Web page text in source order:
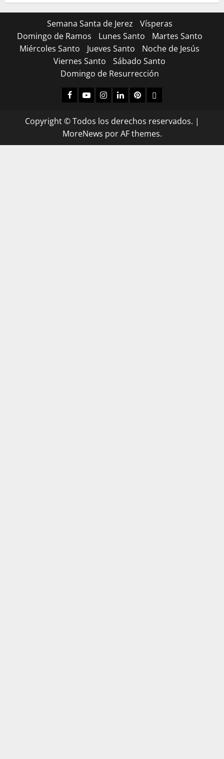
Semana Santa de Jerez
Vísperas
Domingo de Ramos
Lunes Santo
Martes Santo
Miércoles Santo
Jueves Santo
Noche de Jesús
Viernes Santo
Sábado Santo
Domingo de Resurrección
Facebook
YoutubeInstagram
LinkedPinterestDribbble
Copyright © Todos los derechos reservados. |
MoreNews por AF themes.